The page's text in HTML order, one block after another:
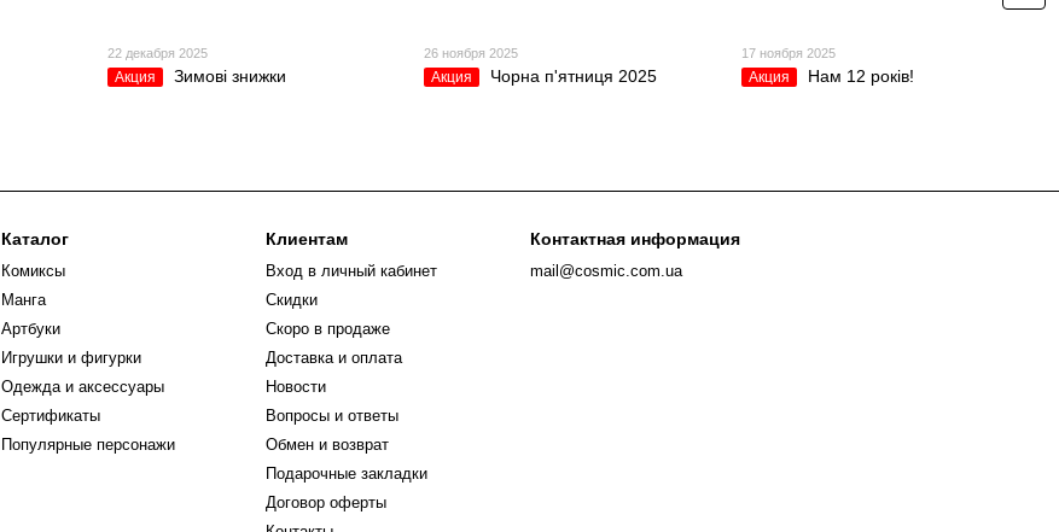
22 декабря 2025
Акция Зимові знижки
26 ноября 2025
Акция Чорна п'ятниця 2025
17 ноября 2025
Акция Нам 12 років!
Каталог
Комиксы
Манга
Артбуки
Игрушки и фигурки
Одежда и аксессуары
Сертификаты
Популярные персонажи
Клиентам
Вход в личный кабинет
Скидки
Скоро в продаже
Доставка и оплата
Новости
Вопросы и ответы
Обмен и возврат
Подарочные закладки
Договор оферты
Контактная информация
mail@cosmic.com.ua